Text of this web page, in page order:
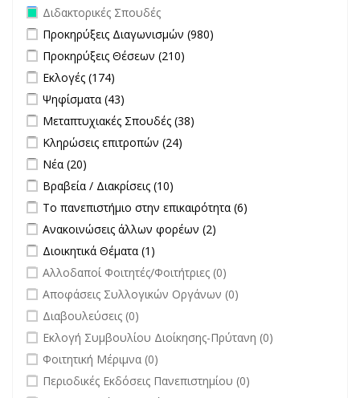
Remove Διδακτορικές Σπουδές filter
Διδακτορικές Σπουδές
Apply Προκηρύξεις Διαγωνισμών filter
Προκηρύξεις Διαγωνισμών (980)
Apply Προκηρύξεις Θέσεων filter
Προκηρύξεις Θέσεων (210)
Apply Εκλογές filter
Εκλογές (174)
Apply Ψηφίσματα filter
Ψηφίσματα (43)
Apply Μεταπτυχιακές Σπουδές filter
Μεταπτυχιακές Σπουδές (38)
Apply Κληρώσεις επιτροπών filter
Κληρώσεις επιτροπών (24)
Apply Νέα filter
Νέα (20)
Apply Βραβεία / Διακρίσεις filter
Βραβεία / Διακρίσεις (10)
Apply Το πανεπιστήμιο στην επικαιρότητα filter
Το πανεπιστήμιο στην επικαιρότητα (6)
Apply Ανακοινώσεις άλλων φορέων filter
Ανακοινώσεις άλλων φορέων (2)
Apply Διοικητικά Θέματα filter
Διοικητικά Θέματα (1)
undefined
Αλλοδαποί Φοιτητές/Φοιτήτριες (0)
undefined
Αποφάσεις Συλλογικών Οργάνων (0)
undefined
Διαβουλεύσεις (0)
undefined
Εκλογή Συμβουλίου Διοίκησης-Πρύτανη (0)
undefined
Φοιτητική Μέριμνα (0)
undefined
Περιοδικές Εκδόσεις Πανεπιστημίου (0)